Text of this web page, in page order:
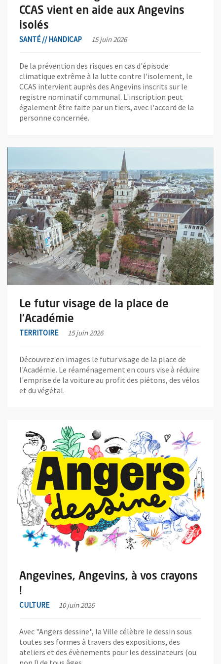
CCAS vient en aide aux Angevins
isolés
SANTÉ // HANDICAP 15 juin 2026
De la prévention des risques en cas d'épisode
climatique extrême à la lutte contre l'isolement, le
CCAS intervient auprès des Angevins inscrits sur le
registre nominatif communal. L'inscription peut
également être faite par un tiers, avec l'accord de la
personne concernée.
Le futur visage de la place de
l'Académie
TERRITOIRE 15 juin 2026
Découvrez en images le futur visage de la place de
l'Académie. Le réaménagement en cours vise à réduire
l'emprise de la voiture au profit des piétons, des vélos
et du végétal.
En savoir plus sur l'actualité Le futur visage de la place de
Angevines, Angevins, à vos crayons
!
CULTURE 10 juin 2026
Avec "Angers dessine", la Ville célèbre le dessin sous
toutes ses formes à travers des expositions, des
ateliers et des évènements pour les dessinateurs (ou
En savoir plus sur l'actualité Angevines, Angevins, à vos crayons